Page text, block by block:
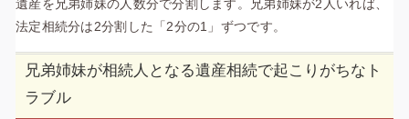
遺産を兄弟姉妹の人数分で分割します。兄弟姉妹が2人いれば、
法定相続分は2分割した「2分の1」ずつです。
兄弟姉妹が相続人となる遺産相続で起こりがちなト
ラブル